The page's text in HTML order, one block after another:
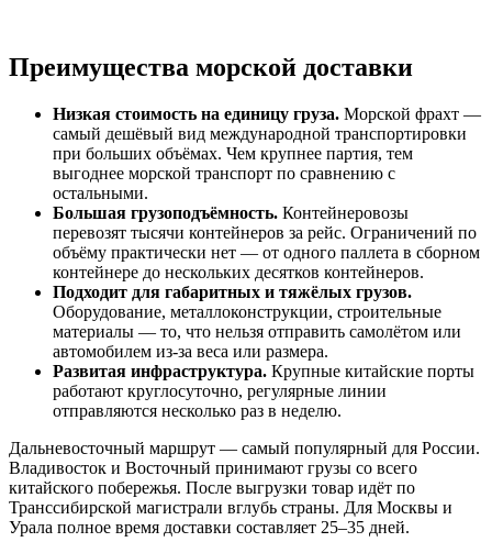
Преимущества морской доставки
Низкая стоимость на единицу груза. Морской фрахт —
самый дешёвый вид международной транспортировки
при больших объёмах. Чем крупнее партия, тем
выгоднее морской транспорт по сравнению с
остальными.
Большая грузоподъёмность. Контейнеровозы
перевозят тысячи контейнеров за рейс. Ограничений по
объёму практически нет — от одного паллета в сборном
контейнере до нескольких десятков контейнеров.
Подходит для габаритных и тяжёлых грузов.
Оборудование, металлоконструкции, строительные
материалы — то, что нельзя отправить самолётом или
автомобилем из-за веса или размера.
Развитая инфраструктура. Крупные китайские порты
работают круглосуточно, регулярные линии
отправляются несколько раз в неделю.
Дальневосточный маршрут — самый популярный для России.
Владивосток и Восточный принимают грузы со всего
китайского побережья. После выгрузки товар идёт по
Транссибирской магистрали вглубь страны. Для Москвы и
Урала полное время доставки составляет 25–35 дней.